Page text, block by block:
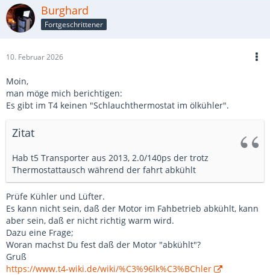
Burghard
Fortgeschrittener
10. Februar 2026
Moin,
man möge mich berichtigen:
Es gibt im T4 keinen "Schlauchthermostat im ölkühler".
Zitat
Hab t5 Transporter aus 2013, 2.0/140ps der trotz
Thermostattausch während der fahrt abkühlt
Prüfe Kühler und Lüfter.
Es kann nicht sein, daß der Motor im Fahbetrieb abkühlt, kann
aber sein, daß er nicht richtig warm wird.
Dazu eine Frage;
Woran machst Du fest daß der Motor "abkühlt"?
Gruß
https://www.t4-wiki.de/wiki/%C3%96lk%C3%BChler